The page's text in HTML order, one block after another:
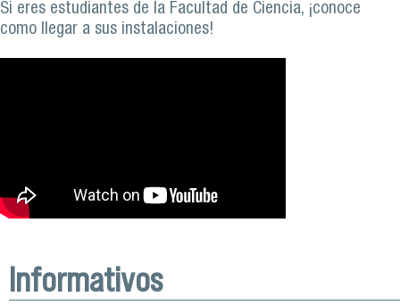
Si eres estudiantes de la Facultad de Ciencia, ¡conoce
como llegar a sus instalaciones!
Informativos